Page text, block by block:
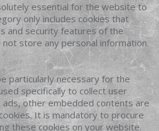
essential for the website to
only includes cookies that
and security features of the
store any personal information.
particularly necessary for the
specifically to collect user
ads, other embedded contents are
It is mandatory to procure
these cookies on your website.